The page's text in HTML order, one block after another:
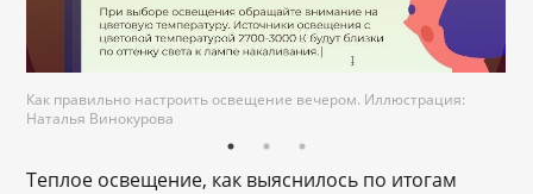
Как правильно настроить освещение вечером. Иллюстрация:
Наталья Винокурова
Теплое освещение, как выяснилось по итогам